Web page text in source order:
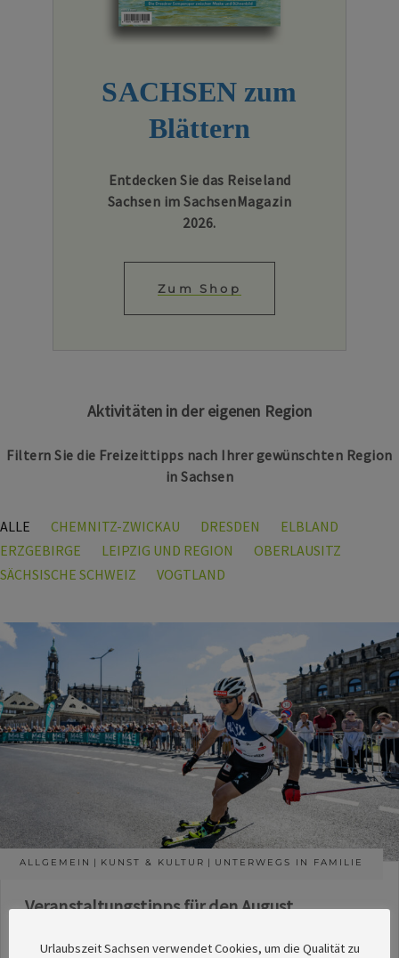
SACHSEN zum
Blättern
Entdecken Sie das Reiseland
Sachsen im SachsenMagazin
2026.
Zum Shop
Aktivitäten in der eigenen Region
Filtern Sie die Freizeittipps nach Ihrer gewünschten Region
in Sachsen
ALLE CHEMNITZ-ZWICKAU DRESDEN
ELBLAND
ERZGEBIRGE
LEIPZIG UND REGION
OBERLAUSITZ
SÄCHSISCHE SCHWEIZ
VOGTLAND
ALLGEMEIN KUNST & KULTUR UNTERWEGS IN FAMILIE
Veranstaltungstipps für den August
Urlaubszeit Sachsen verwendet Cookies, um die Qualität zu